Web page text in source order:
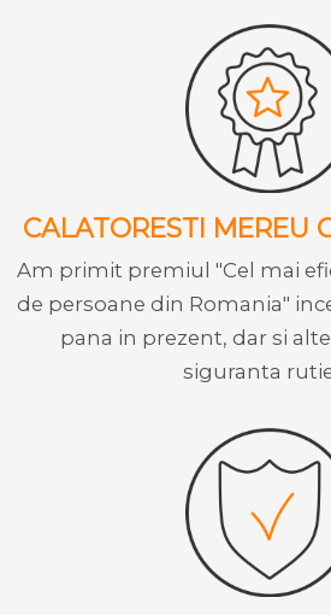
CALATORESTI MEREU
Am primit premiul "Cel mai
de persoane din Romania"
pana in prezent, dar si
siguranta